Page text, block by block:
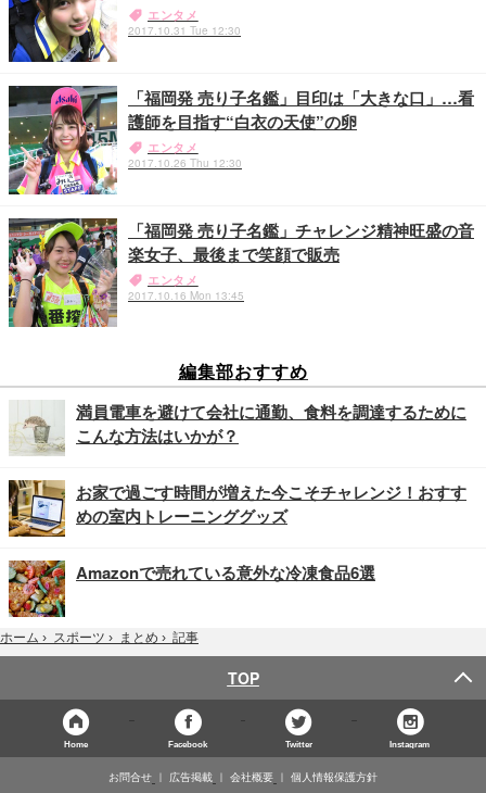
エンタメ
2017.10.31 Tue 12:30
「福岡発 売り子名鑑」目印は「大きな口」…看
護師を目指す“白衣の天使”の卵
エンタメ
2017.10.26 Thu 12:30
「福岡発 売り子名鑑」チャレンジ精神旺盛の音
楽女子、最後まで笑顔で販売
エンタメ
2017.10.16 Mon 13:45
編集部おすすめ
満員電車を避けて会社に通勤、食料を調達するために
こんな方法はいかが？
お家で過ごす時間が増えた今こそチャレンジ！おすす
めの室内トレーニンググッズ
Amazonで売れている意外な冷凍食品6選
ホーム › スポーツ › まとめ › 記事
TOP
Home Facebook Twitter Instagram
お問合せ 広告掲載 会社概要 個人情報保護方針